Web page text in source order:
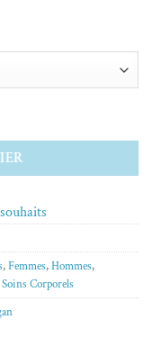
,Femmes,Hommes,
Soins Corporels